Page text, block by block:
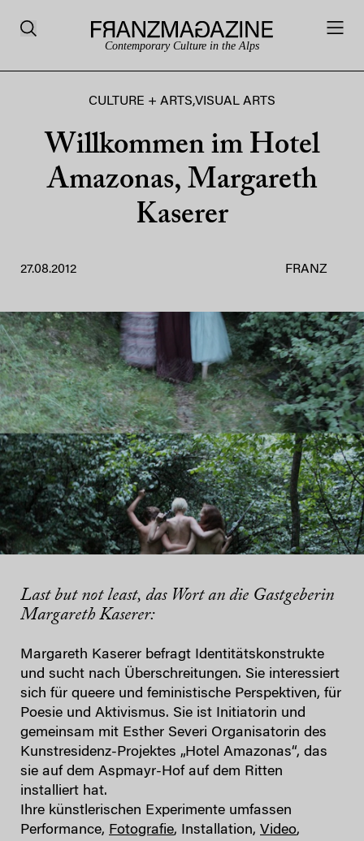
Contemporary Culture in the Alps
CULTURE + ARTS,VISUAL ARTS
Willkommen im Hotel
Amazonas, Margareth
Kaserer
27.08.2012 FRANZ
Last but not least, das Wort an die Gastgeberin
Margareth Kaserer:
Margareth Kaserer befragt Identitätskonstrukte
und sucht nach Überschreitungen. Sie interessiert
sich für queere und feministische Perspektiven, für
Poesie und Aktivismus. Sie ist Initiatorin und
gemeinsam mit Esther Severi Organisatorin des
Kunstresidenz-Projektes „Hotel Amazonas“, das
sie auf dem Aspmayr-Hof auf dem Ritten
installiert hat.
Ihre künstlerischen Experimente umfassen
Performance, Fotografie, Installation, Video,